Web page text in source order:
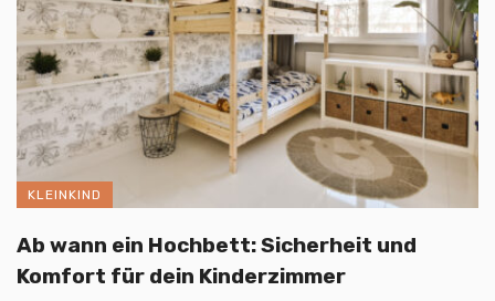
KLEINKIND
Ab wann ein Hochbett: Sicherheit und
Komfort für dein Kinderzimmer